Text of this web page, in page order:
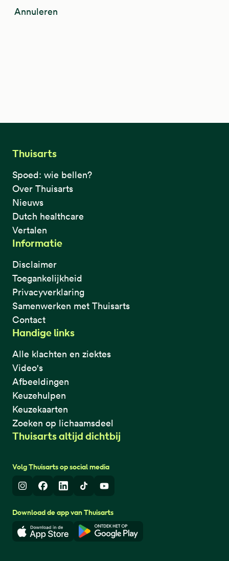
Annuleren
Thuisarts
Spoed: wie bellen?
Over Thuisarts
Nieuws
Dutch healthcare
Vertalen
Informatie
Disclaimer
Toegankelijkheid
Privacyverklaring
Samenwerken met Thuisarts
Contact
Handige links
Alle klachten en ziektes
Video's
Afbeeldingen
Keuzehulpen
Keuzekaarten
Zoeken op lichaamsdeel
Thuisarts altijd dichtbij
Volg Thuisarts op social media
InstagramFacebook
LinkedInTikTokYoutube
Download de app van Thuisarts
Download in de App StoreDownload in de Google Play